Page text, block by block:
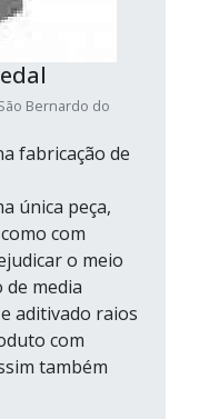
Bernardo do
fabricação de
única peça,
com
o meio
media
aditivado raios
com
também